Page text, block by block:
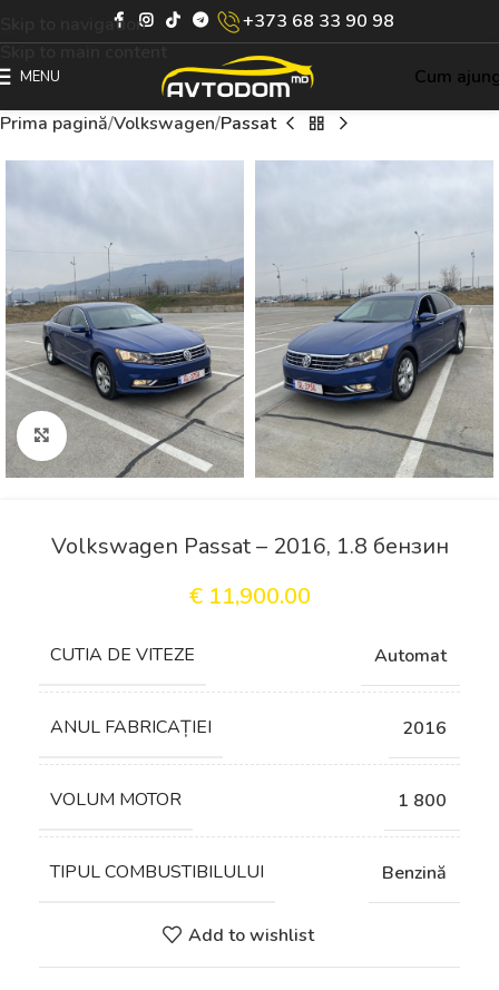
Skip to navigation
+373 68 33 90 98
MENU
Cum
Prima pagină Volkswagen Passat
Click to enlarge
Volkswagen Passat – 2016, 1.8 бензин
€ 11,900.00
СUTIA DE VITEZE Automat
ANUL FABRICAȚIEI 2016
VOLUM MOTOR 1 800
TIPUL COMBUSTIBILULUI Benzină
Add to wishlist